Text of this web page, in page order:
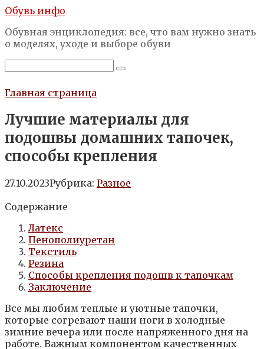
Перейти
контенту
Обувь инфо
Обувная энциклопедия: все, что вам нужно знать
о моделях, уходе и выборе обуви
Главная страница
Лучшие материалы для
подошвы домашних тапочек,
способы крепления
27.10.2023Рубрика: Разное
Содержание
Латекс
Пенополиуретан
Текстиль
Резина
Способы крепления подошв к тапочкам
Заключение
Все мы любим теплые и уютные тапочки,
которые согревают наши ноги в холодные
зимние вечера или после напряженного дня на
работе. Важным компонентом качественных